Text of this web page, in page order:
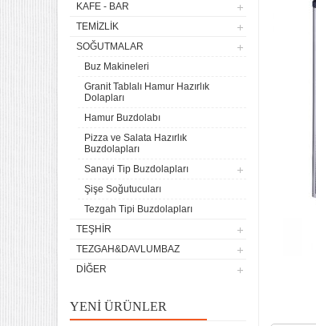
KAFE - BAR
TEMIZLIK
SOĞUTMALAR
Buz Makineleri
Granit Tablalı Hamur Hazırlık
Dolapları
Hamur Buzdolabı
Pizza ve Salata Hazırlık
Buzdolapları
Sanayi Tip Buzdolapları
Şişe Soğutucuları
Tezgah Tipi Buzdolapları
TEŞHIR
TEZGAH&DAVLUMBAZ
DIĞER
YENI ÜRÜNLER